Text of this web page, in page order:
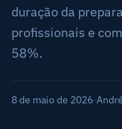
duração da
profissionais e
58%.
8 de maio de 2026·